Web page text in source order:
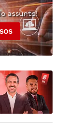
assunto!